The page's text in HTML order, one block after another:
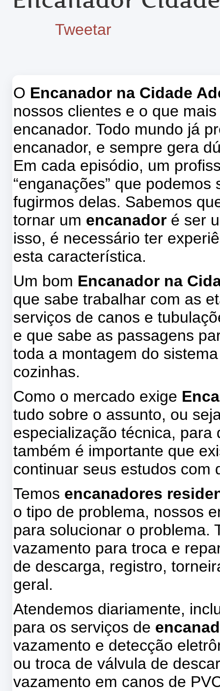
Tweetar
O Encanador na Cidade
nossos clientes e o que
encanador. Todo mundo já
encanador, e sempre gera
Em cada episódio, um
“enganações” que
fugirmos delas. Sabemos
tornar um encanador é ser
isso, é necessário ter
esta característica.
Um bom Encanador na
que sabe trabalhar com as
serviços de canos e
e que sabe as passagens
toda a montagem do
cozinhas.
Como o mercado exige
tudo sobre o assunto, ou
especialização técnica,
também é importante que
continuar seus estudos com
Temos encanadores
o tipo de problema, nossos
para solucionar o problema.
vazamento para troca e
de descarga, registro,
geral.
Atendemos diariamente,
para os serviços de
vazamento e detecção
ou troca de válvula de
vazamento em canos de